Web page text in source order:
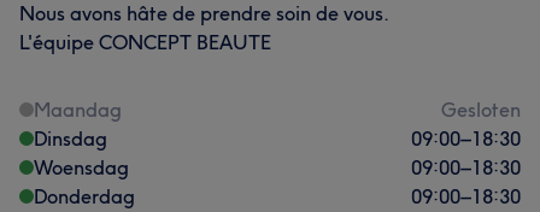
Nous avons hâte de prendre soin de vous.
L'équipe CONCEPT BEAUTE
Maandag
Gesloten
Dinsdag
09:00–18:30
Woensdag
09:00–18:30
Donderdag
09:00–18:30